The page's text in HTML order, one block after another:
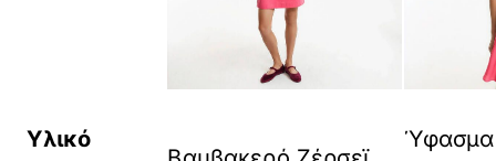
Υλικό
Ύφασμα